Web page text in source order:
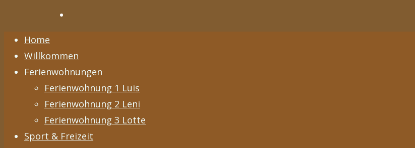
Home
Willkommen
Ferienwohnungen
Ferienwohnung 1 Luis
Ferienwohnung 2 Leni
Ferienwohnung 3 Lotte
Sport & Freizeit